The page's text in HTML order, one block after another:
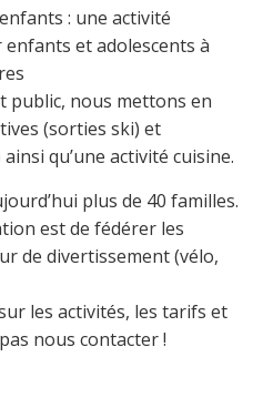
: une activité
et adolescents à
public, nous mettons en
(sorties ski) et
qu’une activité cuisine.
plus de 40 familles.
est de fédérer les
de divertissement (vélo,
les activités, les tarifs et
nous contacter !